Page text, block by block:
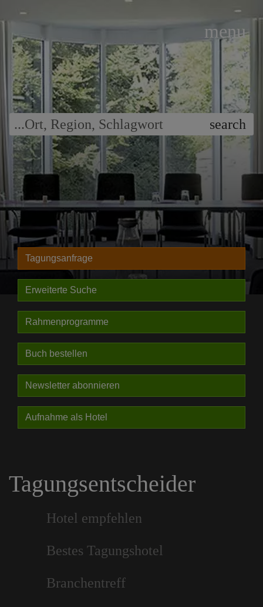
...Ort, Region, Schlagwort search
menu
Tagungsanfrage
Erweiterte Suche
Rahmenprogramme
Buch bestellen
Newsletter abonnieren
Aufnahme als Hotel
Tagungsentscheider
Hotel empfehlen
Bestes Tagungshotel
Branchentreff